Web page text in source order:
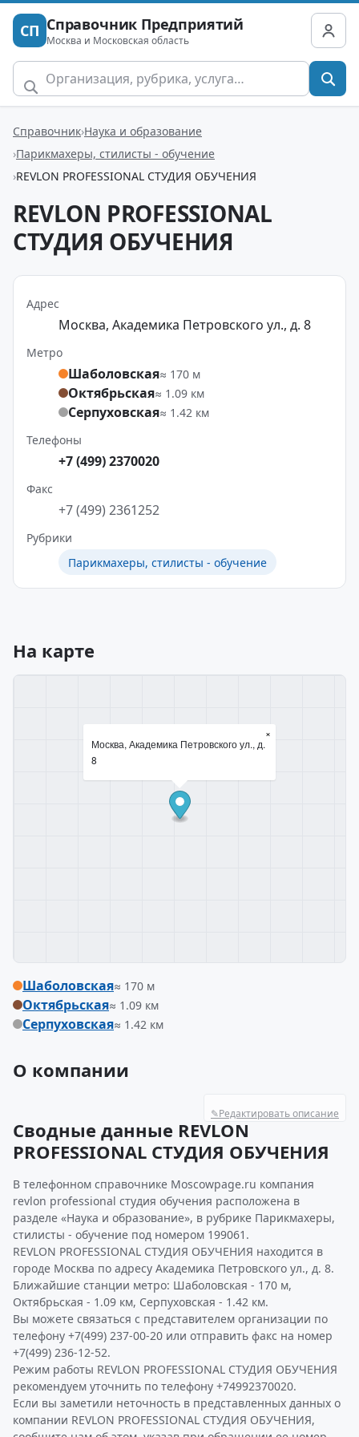
СП Справочник Предприятий
Москва и Московская область
Справочник Наука и образование
Парикмахеры, стилисты - обучение
REVLON PROFESSIONAL СТУДИЯ ОБУЧЕНИЯ
REVLON PROFESSIONAL
СТУДИЯ ОБУЧЕНИЯ
Адрес
Москва, Академика Петровского ул., д. 8
Метро
Шаболовская≈ 170 м
Октябрьская≈ 1.09 км
Серпуховская≈ 1.42 км
Телефоны
+7 (499) 2370020
Факс
+7 (499) 2361252
Рубрики
Парикмахеры, стилисты - обучение
На карте
Москва, Академика Петровского ул., д.
8
×
Шаболовская≈ 170 м
Октябрьская≈ 1.09 км
Серпуховская≈ 1.42 км
О компании
✎Редактировать описание
Сводные данные REVLON
PROFESSIONAL СТУДИЯ ОБУЧЕНИЯ
В телефонном справочнике Moscowpage.ru компания
revlon professional студия обучения расположена в
разделе «Наука и образование», в рубрике Парикмахеры,
стилисты - обучение под номером 199061.
REVLON PROFESSIONAL СТУДИЯ ОБУЧЕНИЯ находится в
городе Москва по адресу Академика Петровского ул., д. 8.
Ближайшие станции метро: Шаболовская - 170 м,
Октябрьская - 1.09 км, Серпуховская - 1.42 км.
Вы можете связаться с представителем организации по
телефону +7(499) 237-00-20 или отправить факс на номер
+7(499) 236-12-52.
Режим работы REVLON PROFESSIONAL СТУДИЯ ОБУЧЕНИЯ
рекомендуем уточнить по телефону +74992370020.
Если вы заметили неточность в представленных данных о
компании REVLON PROFESSIONAL СТУДИЯ ОБУЧЕНИЯ,